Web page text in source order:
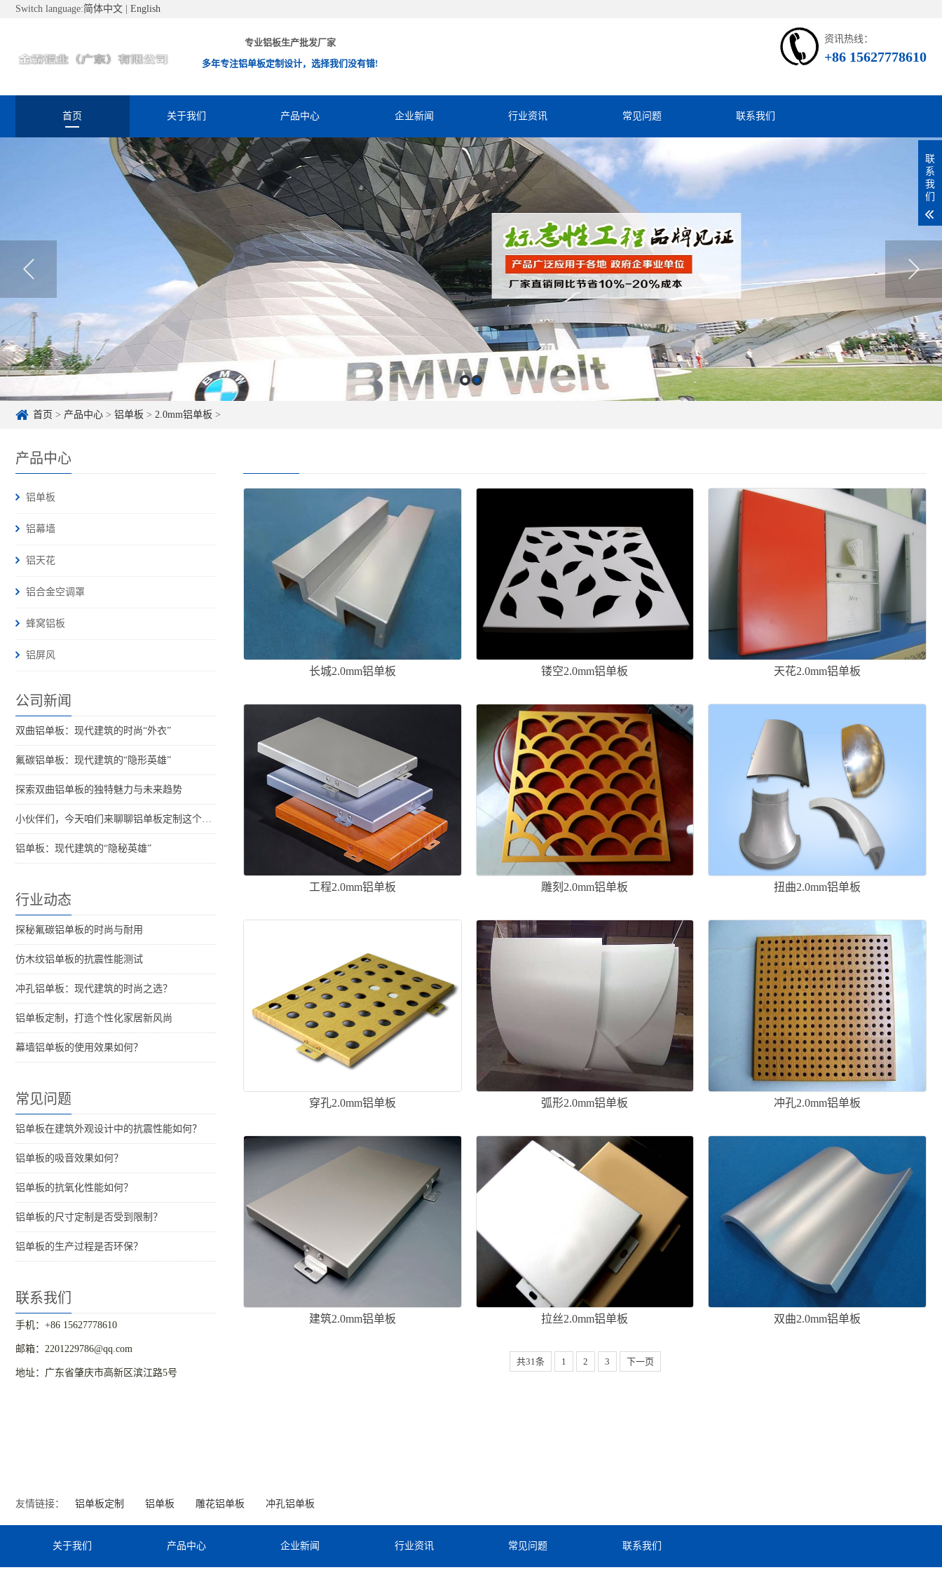
Switch language:简体中文 English
专业铝板生产批发厂家
多年专注铝单板定制设计，选择我们没有错!
资讯热线：
+86 15627778610
首页 关于我们 产品中心 企业新闻 行业资讯 常见问题 联系我们
首页 > 产品中心 > 铝单板 > 2.0mm铝单板 >
产品中心
铝单板
铝幕墙
铝天花
铝合金空调罩
蜂窝铝板
铝屏风
公司新闻
双曲铝单板：现代建筑的时尚“外衣”
氟碳铝单板：现代建筑的“隐形英雄”
探索双曲铝单板的独特魅力与未来趋势
小伙伴们，今天咱们来聊聊铝单板定制这个话题。你可能觉得它离我...
铝单板：现代建筑的“隐秘英雄”
行业动态
探秘氟碳铝单板的时尚与耐用
仿木纹铝单板的抗震性能测试
冲孔铝单板：现代建筑的时尚之选？
铝单板定制，打造个性化家居新风尚
幕墙铝单板的使用效果如何？
常见问题
铝单板在建筑外观设计中的抗震性能如何？
铝单板的吸音效果如何？
铝单板的抗氧化性能如何？
铝单板的尺寸定制是否受到限制？
铝单板的生产过程是否环保？
联系我们
手机：+86 15627778610
邮箱：2201229786@qq.com
地址：广东省肇庆市高新区滨江路5号
长城2.0mm铝单板 镂空2.0mm铝单板 天花2.0mm铝单板
工程2.0mm铝单板 雕刻2.0mm铝单板 扭曲2.0mm铝单板
穿孔2.0mm铝单板 弧形2.0mm铝单板 冲孔2.0mm铝单板
建筑2.0mm铝单板 拉丝2.0mm铝单板 双曲2.0mm铝单板
共31条 1 2 3 下一页
友情链接： 铝单板定制 铝单板 雕花铝单板 冲孔铝单板
关于我们 产品中心 企业新闻 行业资讯 常见问题 联系我们
联
系
我
们